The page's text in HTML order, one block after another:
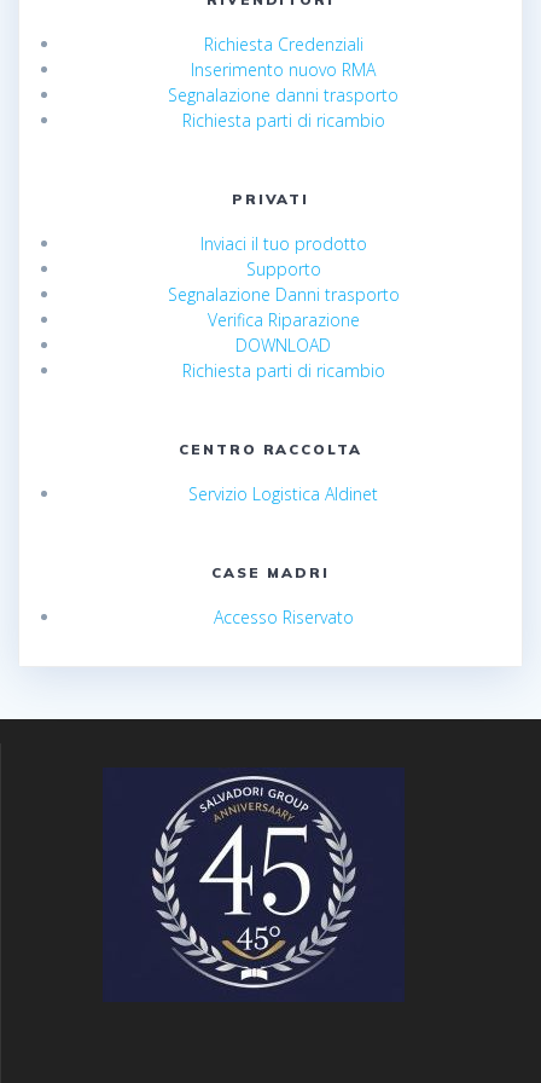
Richiesta Credenziali
Inserimento nuovo RMA
Segnalazione danni trasporto
Richiesta parti di ricambio
PRIVATI
Inviaci il tuo prodotto
Supporto
Segnalazione Danni trasporto
Verifica Riparazione
DOWNLOAD
Richiesta parti di ricambio
CENTRO RACCOLTA
Servizio Logistica Aldinet
CASE MADRI
Accesso Riservato